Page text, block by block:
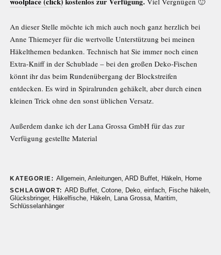
An dieser Stelle möchte ich mich auch noch ganz herzlich bei
Anne Thiemeyer für die wertvolle Unterstützung bei meinen
Häkelthemen bedanken. Technisch hat Sie immer noch einen
Extra-Kniff in der Schublade – bei den großen Deko-Fischen
könnt ihr das beim Rundenübergang der Blockstreifen
entdecken. Es wird in Spiralrunden gehäkelt, aber durch einen
kleinen Trick ohne den sonst üblichen Versatz.
Außerdem danke ich der Lana Grossa GmbH für das zur
Verfügung gestellte Material
KATEGORIE: Allgemein, Anleitungen, ARD Buffet, Häkeln, Home
SCHLAGWORT: ARD Buffet Cotone Deko einfach Fische häkeln
Glücksbringer, Häkelfische Häkeln Lana Grossa Maritim
Schlüsselanhänger